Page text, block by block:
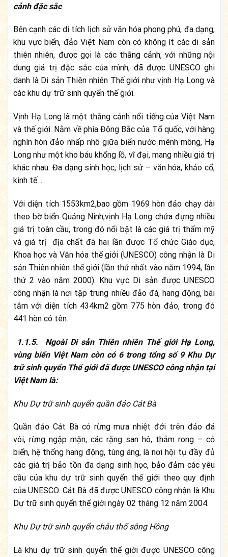
cảnh đặc sắc
Bên cạnh các di tích lịch sử văn hóa phong phú, đa dạng,
khu vực biển, đảo Việt Nam còn có không ít các di sản
thiên nhiên, được gọi là các thắng cảnh, với những nội
dung giá trị đặc sắc của mình, đã được UNESCO ghi
danh là Di sản Thiên nhiên Thế giới như vịnh Hạ Long và
các khu dự trữ sinh quyển thế giới.
Vịnh Hạ Long là một thắng cảnh nổi tiếng của Việt Nam
và thế giới. Nằm về phía Đông Bắc của Tổ quốc, với hàng
nghìn hòn đảo nhấp nhô giữa biển nước mênh mông, Hạ
Long như một kho báu khổng lồ, vĩ đại, mang nhiều giá trị
khác nhau: Đa dạng sinh học, lịch sử – văn hóa, khảo cổ,
kinh tế…
Với diện tích 1553km2,bao gồm 1969 hòn đảo chạy dài
theo bờ biển Quảng Ninh,vịnh Hạ Long chứa đựng nhiều
giá trị toàn cầu, trong đó nổi bật là các giá trị thẩm mỹ
và giá trị địa chất đã hai lần được Tổ chức Giáo dục,
Khoa học và Văn hóa thế giới (UNESCO) công nhận là Di
sản Thiên nhiên thế giới (lần thứ nhất vào năm 1994, lần
thứ 2 vào năm 2000). Khu vực Di sản được UNESCO
công nhận là nơi tập trung nhiều đảo đá, hang động, bãi
tắm với diện tích 434km2 gồm 775 hòn đảo, trong đó
441 hòn có tên.
1.1.5. Ngoài Di sản Thiên nhiên Thế giới Hạ Long,
vùng biển Việt Nam còn có 6 trong tổng số 9 Khu Dự
trữ sinh quyển Thế giới đã được UNESCO công nhận tại
Việt Nam là:
Khu Dự trữ sinh quyển quần đảo Cát Bà
Quần đảo Cát Bà có rừng mưa nhiệt đới trên đảo đá
vôi, rừng ngập mặn, các rặng san hô, thảm rong – cỏ
biển, hệ thống hang động, tùng áng, là nơi hội tụ đầy đủ
các giá trị bảo tồn đa dạng sinh học, bảo đảm các yêu
cầu của khu dự trữ sinh quyển thế giới theo quy định
của UNESCO. Cát Bà đã được UNESCO công nhận là Khu
Dự trữ sinh quyển thế giới ngày 02 tháng 12 năm 2004.
Khu Dự trữ sinh quyển châu thổ sông Hồng
Là khu dự trữ sinh quyển thế giới được UNESCO công